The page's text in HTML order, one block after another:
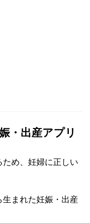
・出産アプリ
め、妊婦に正しい
まれた妊娠・出産